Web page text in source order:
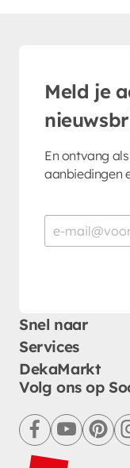
Meld je
En ontvang
aanbiedingen
Snel naar
Services
DekaMarkt
Volg ons op
facebookyoutube